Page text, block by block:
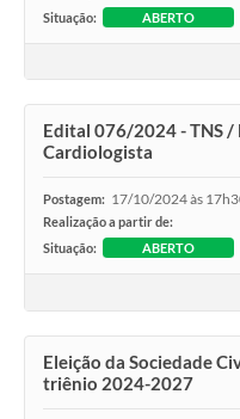
Situação:
ABERTO
Edital 076/2024 - TNS /
Cardiologista
Postagem: 17/10/2024 às
Realização a partir de:
Situação:
ABERTO
Eleição da Sociedade
triênio 2024-2027